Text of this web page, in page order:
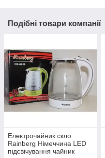
Подібні товари компанії
Електрочайник скло
Rainberg Німеччина LED
підсвічування чайник